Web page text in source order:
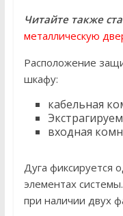
Читайте также
металлическую
Расположение
шкафу:
кабельная
входная
Дуга фиксируется
элементах
при наличии двух